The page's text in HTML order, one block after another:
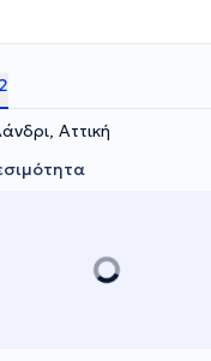
Αττική